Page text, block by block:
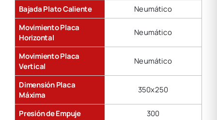
Bajada Plato Caliente
Neumático
Movimiento Placa
Horizontal
Neumático
Movimiento Placa
Vertical
Neumático
Dimensión Placa
Máxima
350x250
Presión de Empuje
300